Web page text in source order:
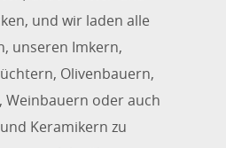
und wir laden alle
unseren Imkern,
Olivenbauern,
Weinbauern oder auch
Keramikern zu